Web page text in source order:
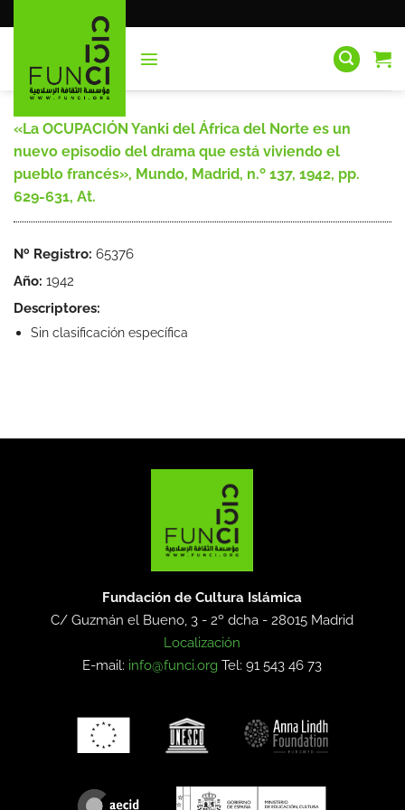
al
«La OCUPACIÓN Yanki del África del Norte es un
nuevo episodio del drama que está viviendo el
pueblo francés», Mundo, Madrid, n.º 137, 1942, pp.
629-631, At.
Nº Registro: 65376
Año: 1942
Descriptores:
Sin clasificación específica
Fundación de Cultura Islámica
C/ Guzmán el Bueno, 3 - 2º dcha -28015 Madrid
Localización
E-mail: info@funci.org Tel: 91 543 46 73